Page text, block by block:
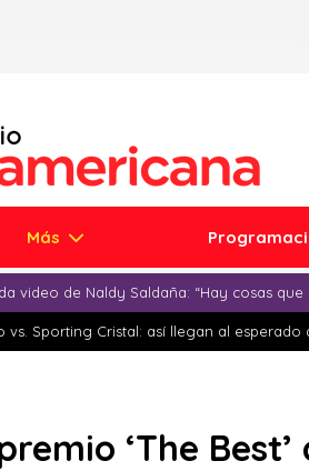
Más
video de Naldy Saldaña: “Hay cosas
vs. Sporting Cristal: así llegan al esperado
‘The Best’